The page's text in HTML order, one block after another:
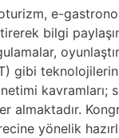
e-
bilgi
gibi
almaktadır.
yönelik